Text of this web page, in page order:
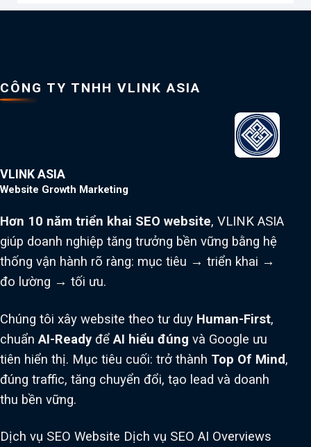
CÔNG TY TNHH VLINK ASIA
VLINK ASIA
Website Growth Marketing
Hơn 10 năm triển khai SEO website, VLINK ASIA
giúp doanh nghiệp tăng trưởng bền vững bằng hệ
thống vận hành rõ ràng: mục tiêu → triển khai →
đo lường → tối ưu.
Chúng tôi xây website theo tư duy Human-First,
chuẩnAI-Ready đểAI hiểu đúng và Google ưu
tiên hiển thị. Mục tiêu cuối: trở thành Top Of Mind,
đúng traffic, tăng chuyển đổi, tạo lead và doanh
thu bền vững.
Dịch vụ SEO Website Dịch vụ SEO AI Overviews